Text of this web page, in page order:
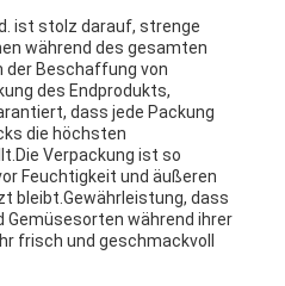
ist stolz darauf, strenge
während des gesamten
der Beschaffung von
des Endprodukts,
dass jede Packung
die höchsten
Verpackung ist so
Feuchtigkeit und äußeren
bleibt.Gewährleistung, dass
während ihrer
frisch und geschmackvoll